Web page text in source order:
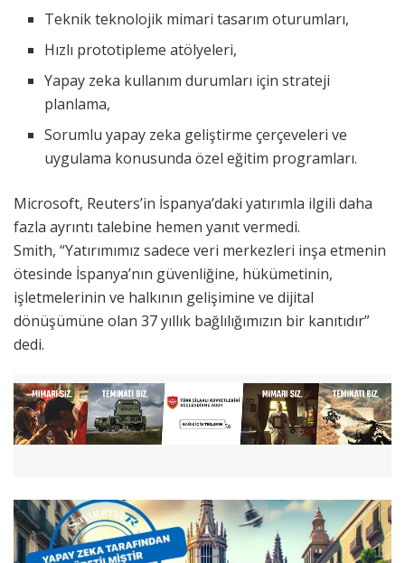
Teknik teknolojik mimari tasarım oturumları,
Hızlı prototipleme atölyeleri,
Yapay zeka kullanım durumları için strateji
planlama,
Sorumlu yapay zeka geliştirme çerçeveleri ve
uygulama konusunda özel eğitim programları.
Microsoft, Reuters’in İspanya’daki yatırımla ilgili daha
fazla ayrıntı talebine hemen yanıt vermedi.
Smith, “Yatırımımız sadece veri merkezleri inşa etmenin
ötesinde İspanya’nın güvenliğine, hükümetinin,
işletmelerinin ve halkının gelişimine ve dijital
dönüşümüne olan 37 yıllık bağlılığımızın bir kanıtıdır”
dedi.